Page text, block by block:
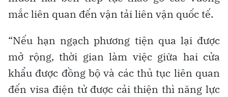
mắc liên quan đến vận tải liên vận quốc tế.
“Nếu hạn ngạch phương tiện qua lại được
mở rộng, thời gian làm việc giữa hai cửa
khẩu được đồng bộ và các thủ tục liên quan
đến visa điện tử được cải thiện thì năng lực